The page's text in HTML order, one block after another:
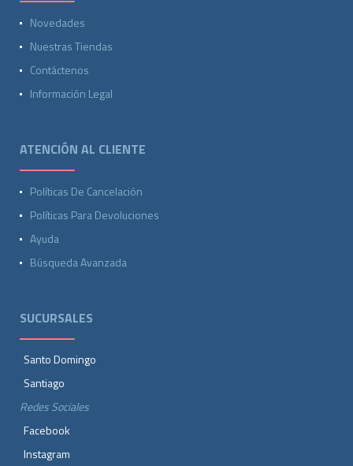
Novedades
Nuestras Tiendas
Contáctenos
Información Legal
ATENCIÓN AL CLIENTE
Políticas De Cancelación
Políticas Para Devoluciones
Ayuda
Búsqueda Avanzada
SUCURSALES
Santo Domingo
Santiago
Redes Sociales
Facebook
Instagram